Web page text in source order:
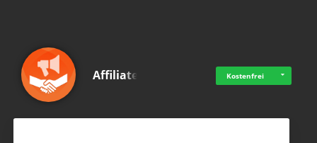
Affiliate Kostenfrei